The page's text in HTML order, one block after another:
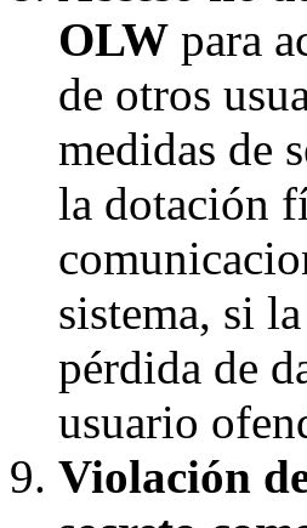
OLW para
de otros
medidas de
la dotación
sistema, si
pérdida de
usuario
Violación